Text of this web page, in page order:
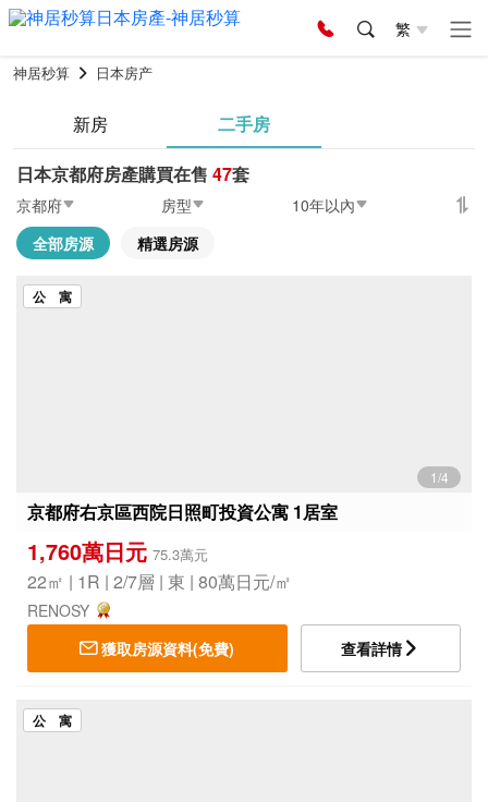
繁
神居秒算 日本房产
新房
二手房
日本京都府房產購買在售 47套
京都府 房型
10年以內
全部房源
精選房源
公 寓
1/4
京都府右京區西院日照町投資公寓 1居室
1,760萬日元 75.3萬元
22㎡ | 1R | 2/7層 | 東 | 80萬日元/㎡
RENOSY
獲取房源資料(免費)
查看詳情
公 寓